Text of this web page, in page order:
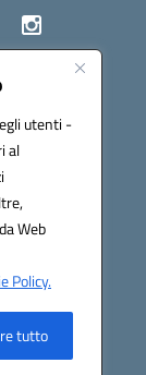
utenti -
al
Web
Policy.
tutto